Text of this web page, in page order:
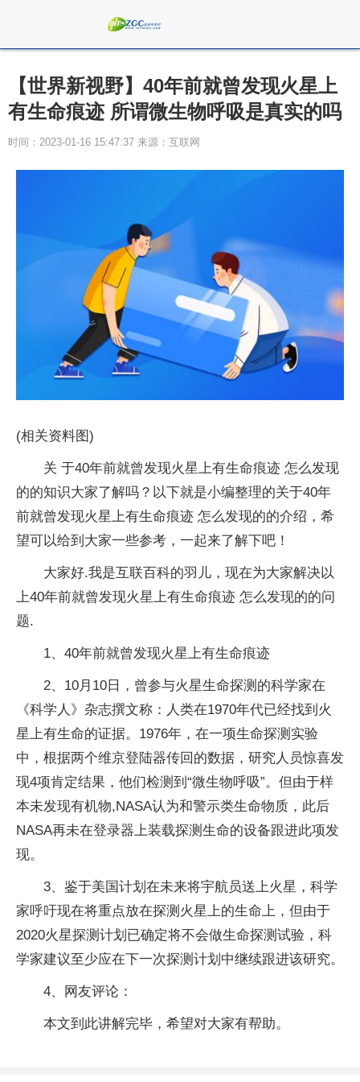
【世界新视野】40年前就曾发现火星上
有生命痕迹 所谓微生物呼吸是真实的吗
时间：2023-01-16 15:47:37 来源：互联网
(相关资料图)
关 于40年前就曾发现火星上有生命痕迹 怎么发现
的的知识大家了解吗？以下就是小编整理的关于40年
前就曾发现火星上有生命痕迹 怎么发现的的介绍，希
望可以给到大家一些参考，一起来了解下吧！
大家好.我是互联百科的羽儿，现在为大家解决以
上40年前就曾发现火星上有生命痕迹 怎么发现的的问
题.
1、40年前就曾发现火星上有生命痕迹
2、10月10日，曾参与火星生命探测的科学家在
《科学人》杂志撰文称：人类在1970年代已经找到火
星上有生命的证据。1976年，在一项生命探测实验
中，根据两个维京登陆器传回的数据，研究人员惊喜发
现4项肯定结果，他们检测到“微生物呼吸”。但由于样
本未发现有机物,NASA认为和警示类生命物质，此后
NASA再未在登录器上装载探测生命的设备跟进此项发
现。
3、鉴于美国计划在未来将宇航员送上火星，科学
家呼吁现在将重点放在探测火星上的生命上，但由于
2020火星探测计划已确定将不会做生命探测试验，科
学家建议至少应在下一次探测计划中继续跟进该研究。
4、网友评论：
本文到此讲解完毕，希望对大家有帮助。